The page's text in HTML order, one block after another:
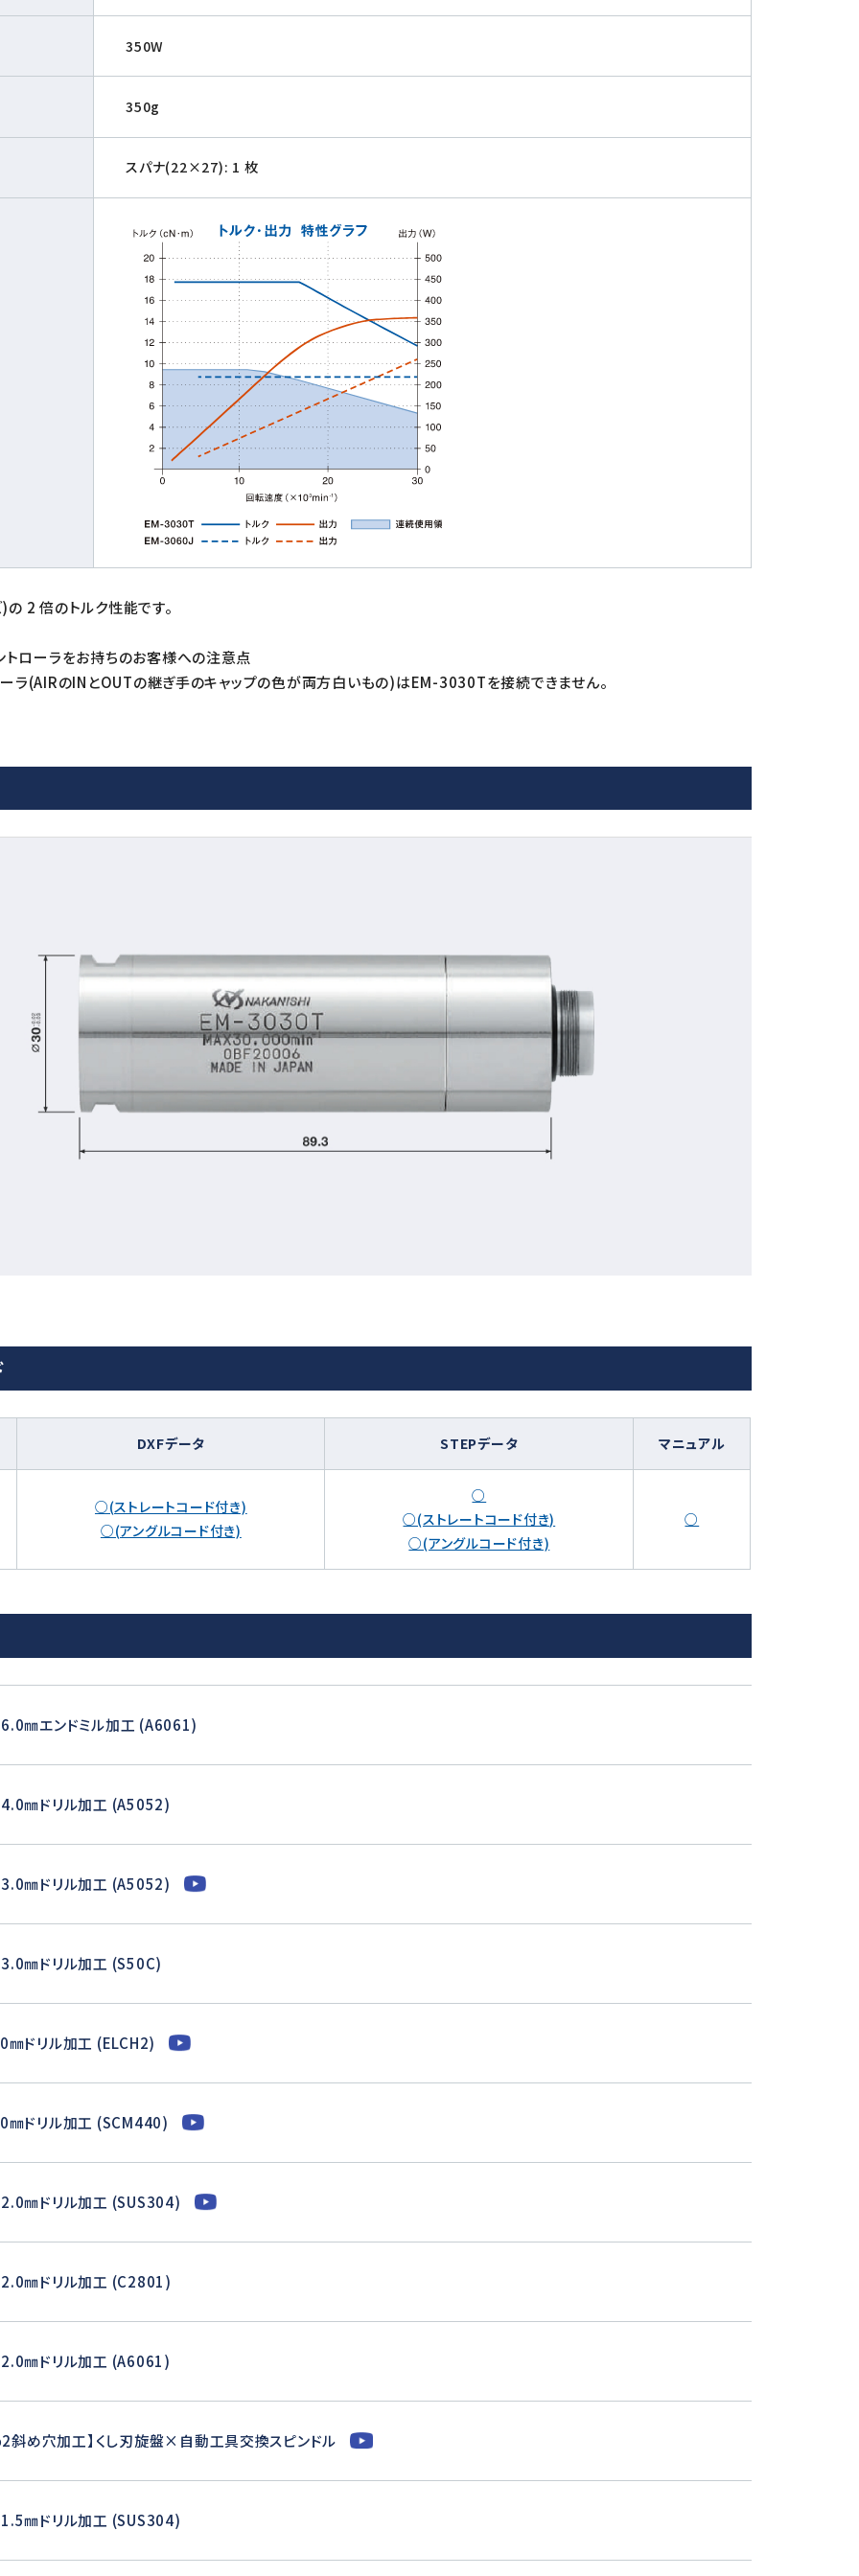
350W
350g
スパナ(22×27): 1 枚
2 倍のトルク性能です。
ローラをお持ちのお客様への注意点
(AIRのINとOUTの継ぎ手のキャップの色が両方白いもの)はEM-3030Tを接続できません。
DXFデータ STEPデータ マニュアル
○(ストレートコード付き)
○(アングルコード付き)
○
○(ストレートコード付き)
○(アングルコード付き)
○
㎜エンドミル加工 (A6061)
㎜ドリル加工 (A5052)
㎜ドリル加工 (A5052)
㎜ドリル加工 (S50C)
ドリル加工 (ELCH2)
ドリル加工 (SCM440)
㎜ドリル加工 (SUS304)
㎜ドリル加工 (C2801)
㎜ドリル加工 (A6061)
斜め穴加工】くし刃旋盤×自動工具交換スピンドル
㎜ドリル加工 (SUS304)